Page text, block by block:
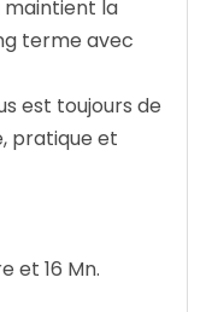
maintient la
terme avec
est toujours de
pratique et
et 16 Mn.